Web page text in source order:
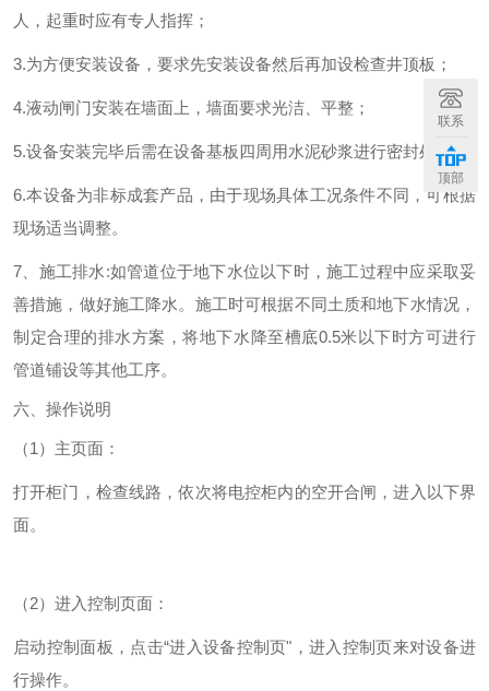
人，起重时应有专人指挥；
3.为方便安装设备 ，要求先安装设备然后再加设检查井顶板；
4.液动闸门安装在墙面上，墙面要求光洁、平整；
5.设备安装完毕后需在设备基板四周用水泥砂浆进行密封处理；
6.本设备为非标成套产品，由于现场具体工况条件不同，可根据
现场适当调整。
7 、施工排水 :如管道位于地下水位以下时，施工过程中应采取妥
善措施，做好施工降水。施工时可根据不同土质和地下水情况，
制定合理的排水方案，将地下水降至槽底0.5米以下时方可进行
管道铺设等其他工序。
六 、操作说明
（1）主页面：
打开柜门，检查线路，依次将电控柜内的空开合闸，进入以下界
面。
（2）进入控制页面：
启动控制面板，点击“进入设备控制页"，进入控制页来对设备进
行操作。
联系
顶部